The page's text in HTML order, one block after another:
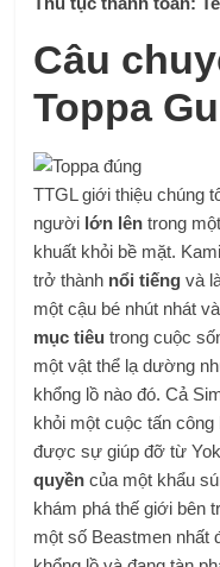
Câu
Toppa
TTGL giới thiệu chúng
người lớn lên trong
khuất khỏi bề mặt.
trở thành nổi tiếngvà
một cậu bé nhút nhát
mục tiêutrong cuộc
một vật thể lạ dường
khổng lồ nào đó. Cả
khỏi một cuộc tấn
được sự giúp đỡ từ
quyềncủa một khẩu
khám phá thế giới bên
một số Beastmen nhất